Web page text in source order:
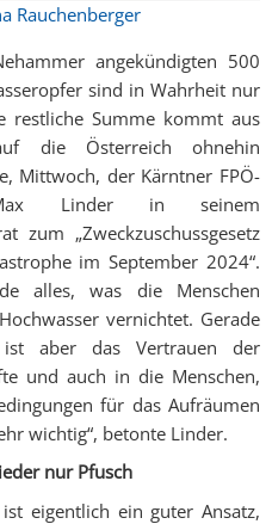
Rauchenberger
angekündigten 500
sind in Wahrheit nur
Summe kommt aus
die Österreich ohnehin
Mittwoch, der Kärntner FPÖ-
Max Linder in seinem
zum „Zweckzuschussgesetz
im September 2024“.
alles, was die Menschen
vernichtet. Gerade
aber das Vertrauen der
und auch in die Menschen,
für das Aufräumen
wichtig“, betonte Linder.
nur Pfusch
ist eigentlich ein guter Ansatz,